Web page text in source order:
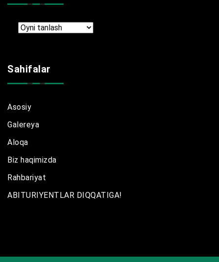
Arxir
Sahifalar
Asosiy
Galereya
Aloqa
Biz haqimizda
Rahbariyat
ABITURIYENTLAR DIQQATIGA!